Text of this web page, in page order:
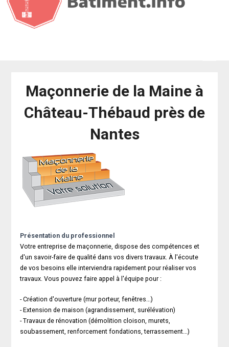
Maçonnerie de la Maine à
Château-Thébaud près de
Nantes
Présentation du professionnel
Votre entreprise de maçonnerie, dispose des compétences et
d'un savoir-faire de qualité dans vos divers travaux. À l'écoute
de vos besoins elle interviendra rapidement pour réaliser vos
travaux. Vous pouvez faire appel à l'équipe pour :
- Création d'ouverture (mur porteur, fenêtres...)
- Extension de maison (agrandissement, surélévation)
- Travaux de rénovation (démolition cloison, murets,
soubassement, renforcement fondations, terrassement...)